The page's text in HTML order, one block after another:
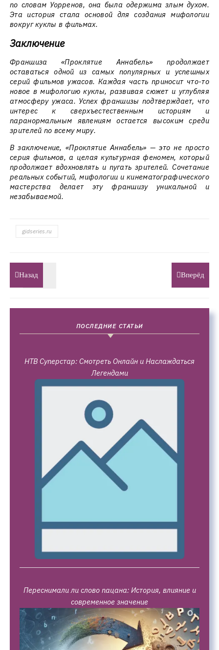
по словам Уорренов, она была одержима злым духом.
Эта история стала основой для создания мифологии
вокруг куклы в фильмах.
Заключение
Франшиза «Проклятие Аннабель» продолжает
оставаться одной из самых популярных и успешных
серий фильмов ужасов. Каждая часть приносит что-то
новое в мифологию куклы, развивая сюжет и углубляя
атмосферу ужаса. Успех франшизы подтверждает, что
интерес к сверхъестественным историям и
паранормальным явлениям остается высоким среди
зрителей по всему миру.
В заключение, «Проклятие Аннабель» — это не просто
серия фильмов, а целая культурная феномен, который
продолжает вдохновлять и пугать зрителей. Сочетание
реальных событий, мифологии и кинематографического
мастерства делает эту франшизу уникальной и
незабываемой.
gidseries.ru
Назад Вперёд
ПОСЛЕДНИЕ СТАТЬИ
НТВ Суперстар: Смотреть Онлайн и Наслаждаться
Легендами
Переснимали ли слово пацана: История, влияние и
современное значение